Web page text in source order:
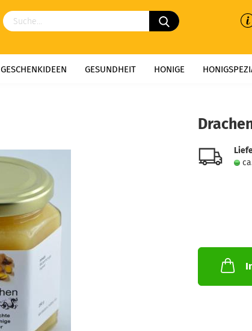
GESCHENKIDEEN GESUNDHEIT HONIGE
GESUNDHEIT AUS DEM BIENENVOLK